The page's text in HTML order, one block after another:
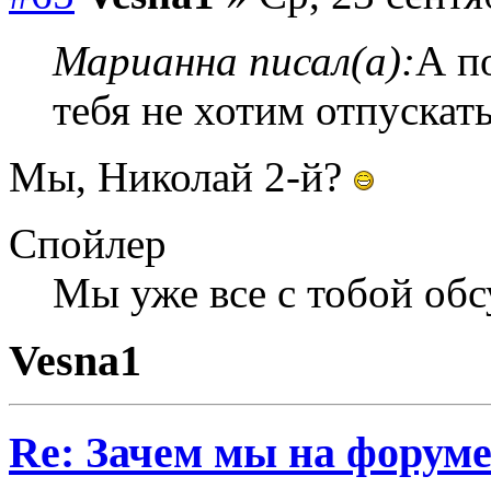
Марианна писал(а):А
тебя не хотим
Мы, Николай 2-й?
Спойлер
Мы уже все с тобой
Vesna1
Re: Зачем мы на